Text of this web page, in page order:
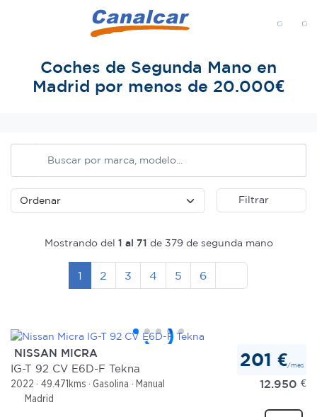
Coches de Segunda Mano en
Madrid por menos de 20.000€
Filtrar
Mostrando del 1 al 71 de 379 de segunda mano
1 2 3 4 5 6
NISSAN MICRA
IG-T 92 CV E6D-F Tekna
2022 49.471kms Gasolina
Manual
Madrid
201 €/mes
12.950 €